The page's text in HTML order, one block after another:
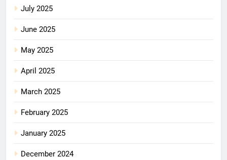
July 2025
June 2025
May 2025
April 2025
March 2025
February 2025
January 2025
December 2024